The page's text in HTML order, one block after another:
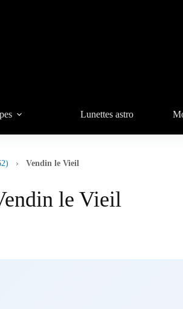
Lunettes astro
› Vendin le Vieil
le Vieil